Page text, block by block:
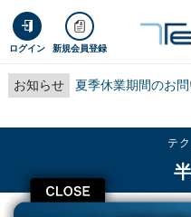
ログイン 新規会員登録
お知らせ 夏季休業期間のお
テ